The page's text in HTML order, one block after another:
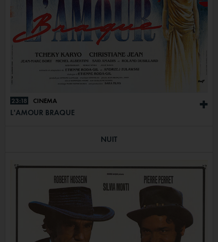
+
23:18 CINÉMA
L'AMOUR BRAQUE
NUIT